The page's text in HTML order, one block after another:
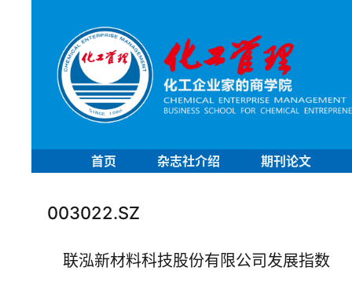
首页 杂志社介绍 期刊论文
003022.SZ
联泓新材料科技股份有限公司发展指数